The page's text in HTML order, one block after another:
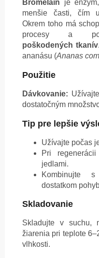
Bromelaín je
menšie časti, čím
Okrem toho má
procesy a
poškodených tkanív
ananásu (Ananas
Použitie
Dávkovanie:
dostatočným
Tip pre lepšie
Užívajte počas
Pri
jedlami.
Kombinujte
dostatkom
Skladovanie
Skladujte v suchu,
žiarenia pri teplote
vlhkosti.